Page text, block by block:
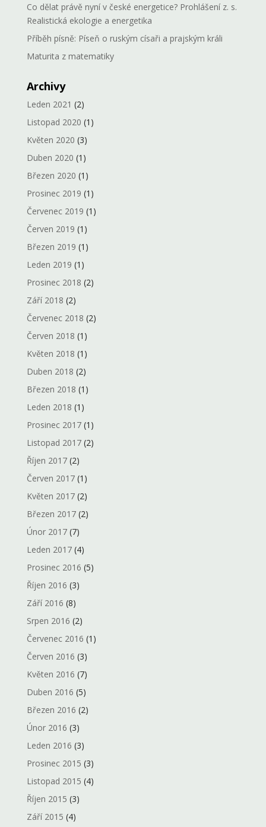
Co dělat právě nyní v české energetice? Prohlášení z. s.
Realistická ekologie a energetika
Příběh písně: Píseň o ruským císaři a prajským králi
Maturita z matematiky
Archivy
Leden 2021 (2)
Listopad 2020 (1)
Květen 2020 (3)
Duben 2020 (1)
Březen 2020 (1)
Prosinec 2019 (1)
Červenec 2019 (1)
Červen 2019 (1)
Březen 2019 (1)
Leden 2019 (1)
Prosinec 2018 (2)
Září 2018 (2)
Červenec 2018 (2)
Červen 2018 (1)
Květen 2018 (1)
Duben 2018 (2)
Březen 2018 (1)
Leden 2018 (1)
Prosinec 2017(1)
Listopad 2017(2)
Říjen 2017(2)
Červen 2017(1)
Květen 2017(2)
Březen 2017(2)
Únor 2017(7)
Leden 2017(4)
Prosinec 2016 (5)
Říjen 2016 (3)
Září 2016 (8)
Srpen 2016 (2)
Červenec 2016 (1)
Červen 2016 (3)
Květen 2016 (7)
Duben 2016 (5)
Březen 2016 (2)
Únor 2016 (3)
Leden 2016 (3)
Prosinec 2015 (3)
Listopad 2015 (4)
Říjen 2015 (3)
Září 2015 (4)